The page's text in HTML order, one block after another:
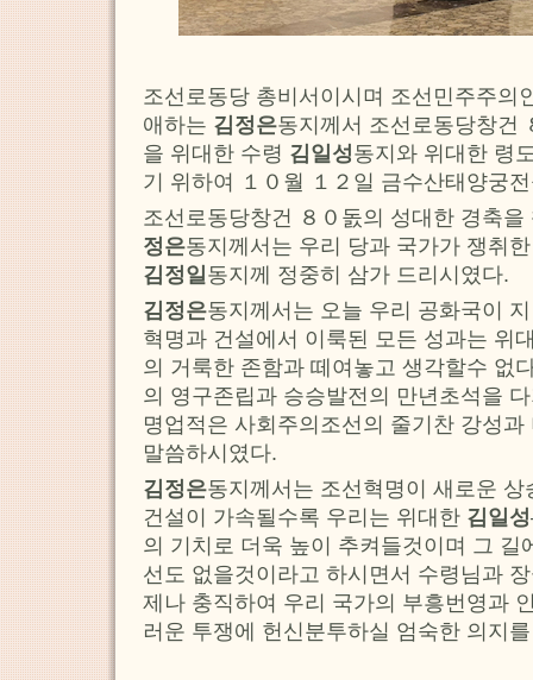
조선로동당 총비서이시며 조선민주주의
애하는 김정은동지께서 조선로동당창건
을 위대한 수령 김일성동지와 위대한 령
기 위하여 １０월 １２일 금수산태양궁
조선로동당창건 ８０돐의 성대한 경축
정은동지께서는 우리 당과 국가가 쟁취
김정일 동지께 정중히 삼가 드리시였다.
김정은동지께서는 오늘 우리 공화국이
혁명과 건설에서 이룩된 모든 성과는 위
의 거룩한 존함과 떼여놓고 생각할수 없
의 영구존립과 승승발전의 만년초석을
명업적은 사회주의조선의 줄기찬 강성
말씀하시였다.
김정은동지께서는 조선혁명이 새로운
건설이 가속될수록 우리는 위대한 김일성
의 기치로 더욱 높이 추켜들것이며 그 길
선도 없을것이라고 하시면서 수령님과
제나 충직하여 우리 국가의 부흥번영과
러운 투쟁에 헌신분투하실 엄숙한 의지